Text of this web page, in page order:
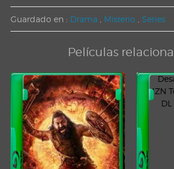
Guardado en : Drama Misterio Series
Películas